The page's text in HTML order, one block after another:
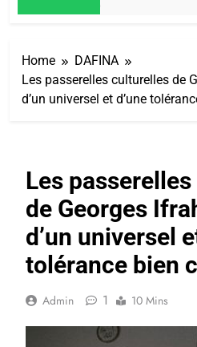
Home
DAFINA
Les passerelles culturelles de
d’un universel et d’une
Les
de Georges
d’un universel
tolérance bien
Admin 1 10 Mins